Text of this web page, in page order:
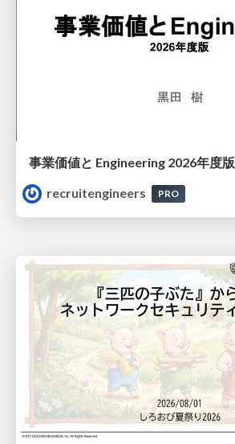
事業価値と Engineering 2026年度版
recruitengineers
PRO